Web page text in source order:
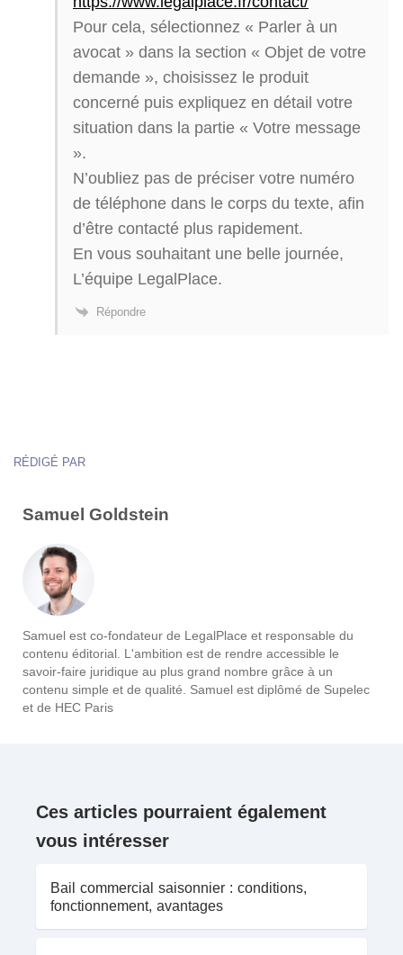
Pour cela, sélectionnez « Parler à un
avocat » dans la section « Objet de votre
demande », choisissez le produit
concerné puis expliquez en détail votre
situation dans la partie « Votre message
».
N’oubliez pas de préciser votre numéro
de téléphone dans le corps du texte, afin
d’être contacté plus rapidement.
En vous souhaitant une belle journée,
L’équipe LegalPlace.
Répondre
RÉDIGÉ PAR
Samuel Goldstein
Samuel est co-fondateur de LegalPlace et responsable du
contenu éditorial. L'ambition est de rendre accessible le
savoir-faire juridique au plus grand nombre grâce à un
contenu simple et de qualité. Samuel est diplômé de Supelec
et de HEC Paris
Ces articles pourraient également
vous intéresser
Bail commercial saisonnier : conditions,
fonctionnement, avantages